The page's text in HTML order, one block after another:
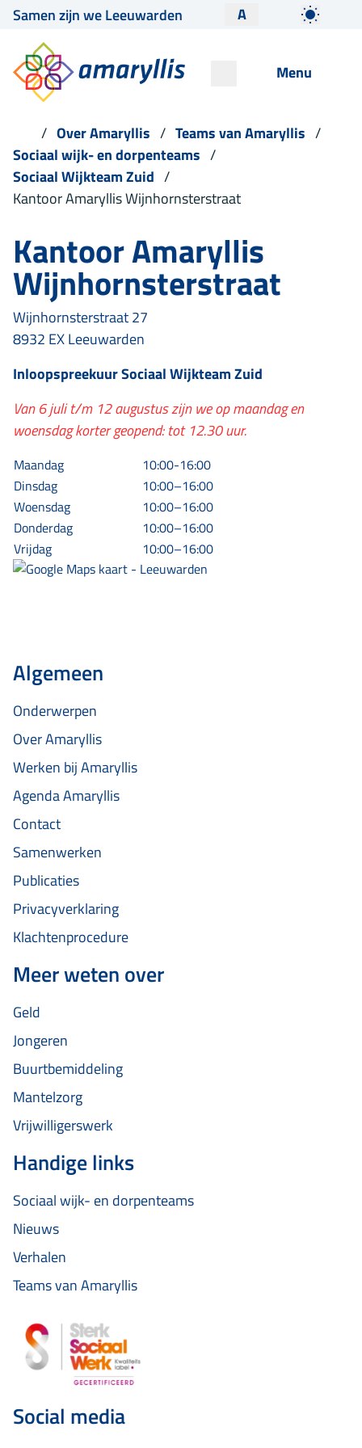
Samen zijn we Leeuwarden A
Menu
Over Amaryllis
Teams van Amaryllis
Sociaal wijk- en dorpenteams
Sociaal Wijkteam Zuid
Kantoor Amaryllis Wijnhornsterstraat
Kantoor Amaryllis
Wijnhornsterstraat
Wijnhornsterstraat 27
8932 EX Leeuwarden
InloopspreekuurSociaal Wijkteam Zuid
Van 6 juli t/m 12 augustus zijn we op maandag en
woensdag korter geopend: tot 12.30 uur.
Maandag
10:00-16:00
Dinsdag
10:00–16:00
Woensdag
10:00–16:00
Donderdag
10:00–16:00
Vrijdag
10:00–16:00
Algemeen
Onderwerpen
Over Amaryllis
Werken bij Amaryllis
Agenda Amaryllis
Contact
Samenwerken
Publicaties
Privacyverklaring
Klachtenprocedure
Meer weten over
Geld
Jongeren
Buurtbemiddeling
Mantelzorg
Vrijwilligerswerk
Handige links
Sociaal wijk- en dorpenteams
Nieuws
Verhalen
Teams van Amaryllis
Social media